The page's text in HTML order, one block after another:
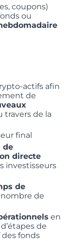
coupons)
ou
actifs afin
de
travers de la
final
de
directe
investisseurs
de
de
en
de
fonds